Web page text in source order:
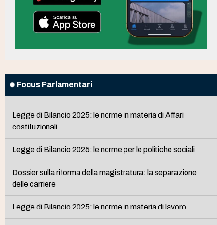
Focus Parlamentari
Legge di Bilancio 2025: le norme in materia di Affari
costituzionali
Legge di Bilancio 2025: le norme per le politiche sociali
Dossier sulla riforma della magistratura: la separazione
delle carriere
Legge di Bilancio 2025: le norme in materia di lavoro